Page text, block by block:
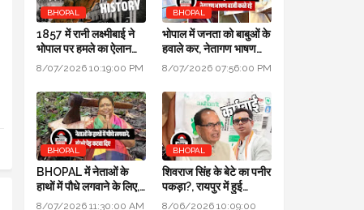
BHOPAL
1857 में रानी लक्ष्मीबाई ने
भोपाल पर हमले का ऐलान
कर दिया था, बेगम ने रानी को
8/07/2026 10:19:00 PM
BHOPAL
भोपाल में जनता को बाबुओं के
हवाले कर, नेतागण भाषण
बाजी करते रहे: मुख्यमंत्री
8/07/2026 07:56:00 PM
BHOPAL
BHOPAL में नेताओं के
हाथों में पौधे लगवाने के लिए,
700 हरे भरे पेड़ कटवा दिए
8/07/2026 11:30:00 AM
BHOPAL
शिवराज सिंह के बेटे का पनीर
पकड़ा?, रायपुर में हुई
कार्रवाई, जांच के लिए लैब
8/06/2026 10:09:00